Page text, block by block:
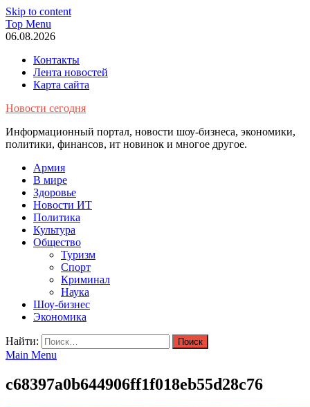
Skip to content
Top Menu
06.08.2026
Контакты
Лента новостей
Карта сайта
Новости сегодня
Информационный портал, новости шоу-бизнеса, экономики,
политики, финансов, ит новинок и многое другое.
Армия
В мире
Здоровье
Новости ИТ
Политика
Культура
Общество
Туризм
Спорт
Криминал
Наука
Шоу-бизнес
Экономика
Найти:
Main Menu
c68397a0b644906ff1f018eb55d28c76